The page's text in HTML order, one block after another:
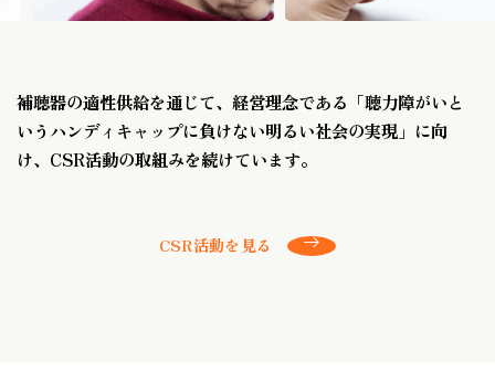
補聴器の適性供給を通じて、経営理念である 「聴力障がいと
いうハンディキャップに負けない明るい社会の実現」に向
け、 CSR活動の取組みを続けています。
CSR活動を見る